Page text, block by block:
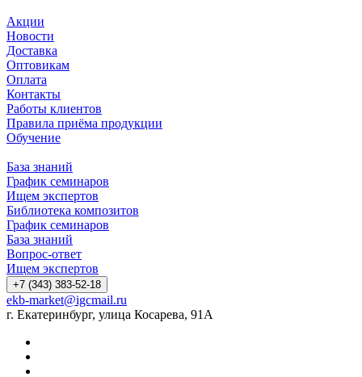
Акции
Новости
Доставка
Оптовикам
Оплата
Контакты
Работы клиентов
Правила приёма продукции
Обучение
База знаний
График семинаров
Ищем экспертов
Библиотека композитов
График семинаров
База знаний
Вопрос-ответ
Ищем экспертов
+7 (343) 383-52-18
ekb-market@igcmail.ru
г. Екатеринбург, улица Косарева, 91А